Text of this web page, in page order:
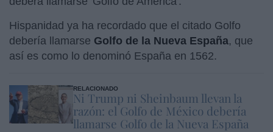
Hispanidad ya ha recordado que el citado Golfo
debería llamarse Golfo de la Nueva España, que
así es como lo denominó España en 1562.
RELACIONADO
Ni Trump ni Sheinbaum llevan la
razón: el Golfo de México debería
llamarse Golfo de la Nueva España